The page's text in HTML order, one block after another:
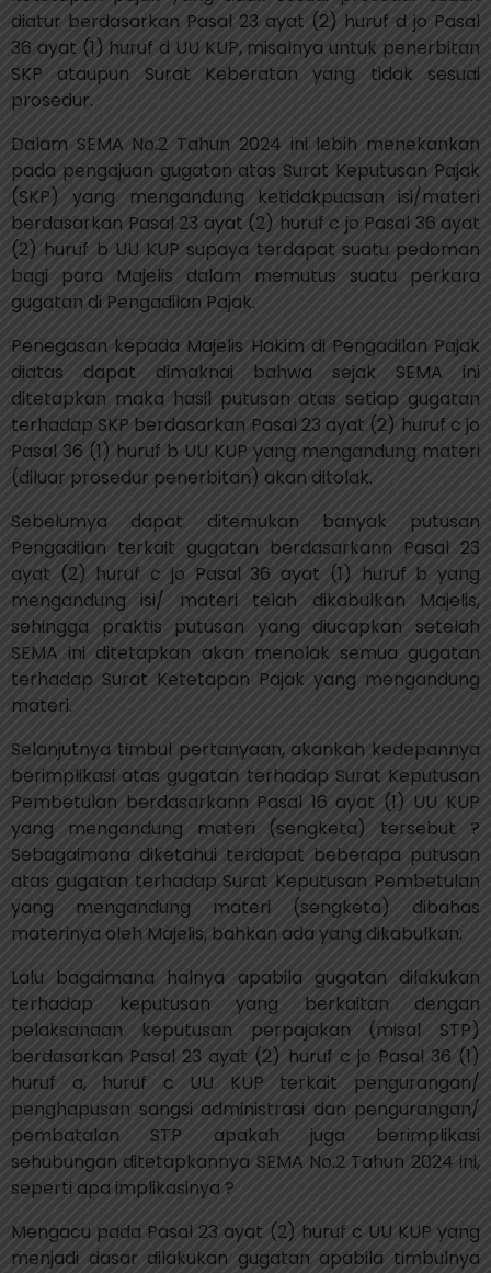
diatur berdasarkan Pasal 23 ayat (2) huruf d jo Pasal
36 ayat (1) huruf d UU KUP, misalnya untuk penerbitan
SKP ataupun Surat Keberatan yang tidak sesuai
prosedur.
Dalam SEMA No.2 Tahun 2024 ini lebih menekankan
pada pengajuan gugatan atas Surat Keputusan Pajak
(SKP) yang mengandung ketidakpuasan isi/materi
berdasarkan Pasal 23 ayat (2) huruf c jo Pasal 36 ayat
(2) huruf b UU KUP supaya terdapat suatu pedoman
bagi para Majelis dalam memutus suatu perkara
gugatan di Pengadilan Pajak.
Penegasan kepada Majelis Hakim di Pengadilan Pajak
diatas dapat dimaknai bahwa sejak SEMA ini
ditetapkan maka hasil putusan atas setiap gugatan
terhadap SKP berdasarkan Pasal 23 ayat (2) huruf c jo
Pasal 36 (1) huruf b UU KUP yang mengandung materi
(diluar prosedur penerbitan) akan ditolak.
Sebelumya dapat ditemukan banyak putusan
Pengadilan terkait gugatan berdasarkann Pasal 23
ayat (2) huruf c jo Pasal 36 ayat (1) huruf b yang
mengandung isi/ materi telah dikabulkan Majelis,
sehingga praktis putusan yang diucapkan setelah
SEMA ini ditetapkan akan menolak semua gugatan
terhadap Surat Ketetapan Pajak yang mengandung
materi.
Selanjutnya timbul pertanyaan, akankah kedepannya
berimplikasi atas gugatan terhadap Surat Keputusan
Pembetulan berdasarkann Pasal 16 ayat (1) UU KUP
yang mengandung materi (sengketa) tersebut ?
Sebagaimana diketahui terdapat beberapa putusan
atas gugatan terhadap Surat Keputusan Pembetulan
yang mengandung materi (sengketa) dibahas
materinya oleh Majelis, bahkan ada yang dikabulkan.
Lalu bagaimana halnya apabila gugatan dilakukan
terhadap keputusan yang berkaitan dengan
pelaksanaan keputusan perpajakan (misal STP)
berdasarkan Pasal 23 ayat (2) huruf c jo Pasal 36 (1)
huruf a, huruf c UU KUP terkait pengurangan/
penghapusan sangsi administrasi dan pengurangan/
pembatalan STP apakah juga berimplikasi
sehubungan ditetapkannya SEMA No.2 Tahun 2024 ini,
seperti apa implikasinya ?
Mengacu pada Pasal 23 ayat (2) huruf c UU KUP yang
menjadi dasar dilakukan gugatan apabila timbulnya